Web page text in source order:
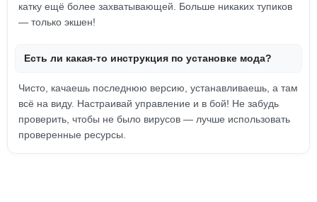
катку ещё более захватывающей. Больше никаких тупиков
— только экшен!
Есть ли какая-то инструкция по установке мода?
Чисто, качаешь последнюю версию, устанавливаешь, а там
всё на виду. Настраивай управление и в бой! Не забудь
проверить, чтобы не было вирусов — лучше использовать
проверенные ресурсы.